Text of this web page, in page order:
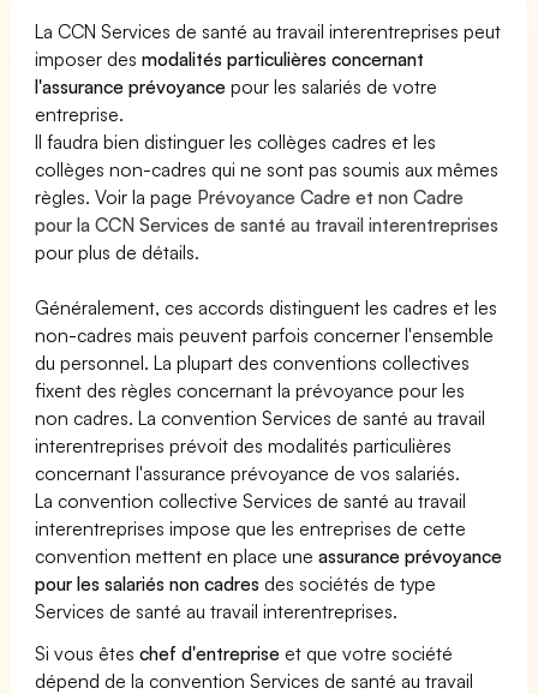
La CCN Services de santé au travail interentreprises peut
imposer desmodalités particulières concernant
l'assurance prévoyance pour les salariés de votre
entreprise.
Il faudra bien distinguer les collèges cadres et les
collèges non-cadres qui ne sont pas soumis aux mêmes
règles. Voir la page Prévoyance Cadre et non Cadre
pour la CCN Services de santé au travail interentreprises
pour plus de détails.
Généralement, ces accords distinguent les cadres et les
non-cadres mais peuvent parfois concerner l'ensemble
du personnel. La plupart des conventions collectives
fixent des règles concernant la prévoyance pour les
non cadres. La convention Services de santé au travail
interentreprises prévoit des modalités particulières
concernant l'assurance prévoyance de vos salariés.
La convention collective Services de santé au travail
interentreprises impose que les entreprises de cette
convention mettent en place uneassurance prévoyance
pour les salariés non cadres des sociétés de type
Services de santé au travail interentreprises.
Si vous êteschef d'entreprise et que votre société
dépend de la convention Services de santé au travail